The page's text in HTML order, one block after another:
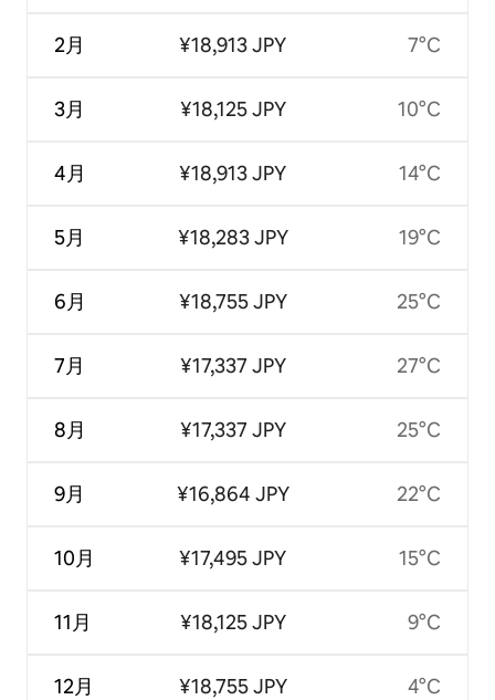
2月
3月
4月
5月
6月
7月
8月
9月
10月
11月
12月
¥18,913 JPY
¥18,125 JPY
¥18,913 JPY
¥18,283 JPY
¥18,755 JPY
¥17,337 JPY
¥17,337 JPY
¥16,864 JPY
¥17,495 JPY
¥18,125 JPY
¥18,755 JPY
7°C
10°C
14°C
19°C
25°C
27°C
25°C
22°C
15°C
9°C
4°C